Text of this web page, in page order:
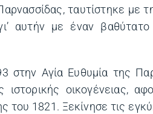
ταυτίστηκε με
αυτήν με έναν
στην Αγία Ευθυμία της
οικογένειας,
του 1821. Ξεκίνησε τις